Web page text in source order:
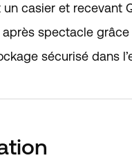
casier et recevant
spectacle
sécurisé dans